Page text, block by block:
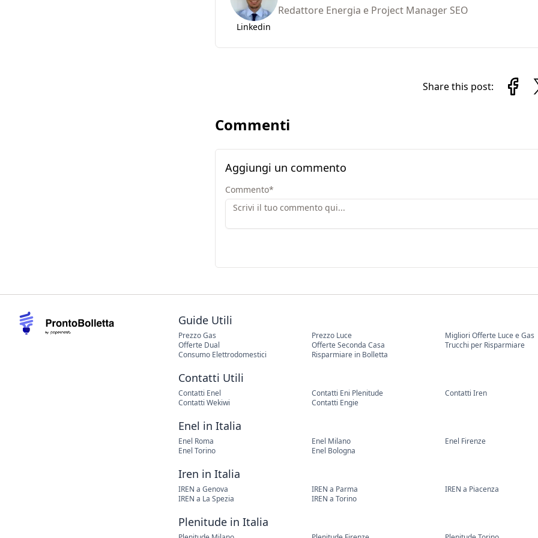
Linkedin
Redattore Energia e Project Manager SEO
Share this post:
Commenti
Aggiungi un commento
Commento*
Guide Utili
Prezzo Gas Prezzo Luce
Migliori Offerte Luce e Gas
Offerte Dual
Offerte Seconda Casa
Trucchi per Risparmiare
Consumo Elettrodomestici
Risparmiare in Bolletta
Contatti Utili
Contatti Enel Contatti Eni Plenitude
Contatti Iren
Contatti Wekiwi
Contatti Engie
Enel in Italia
Enel Roma Enel Milano
Enel Firenze
Enel Torino
Enel Bologna
Iren in Italia
IREN a Genova IREN a Parma
IREN a Piacenza
IREN a La Spezia
IREN a Torino
Plenitude in Italia